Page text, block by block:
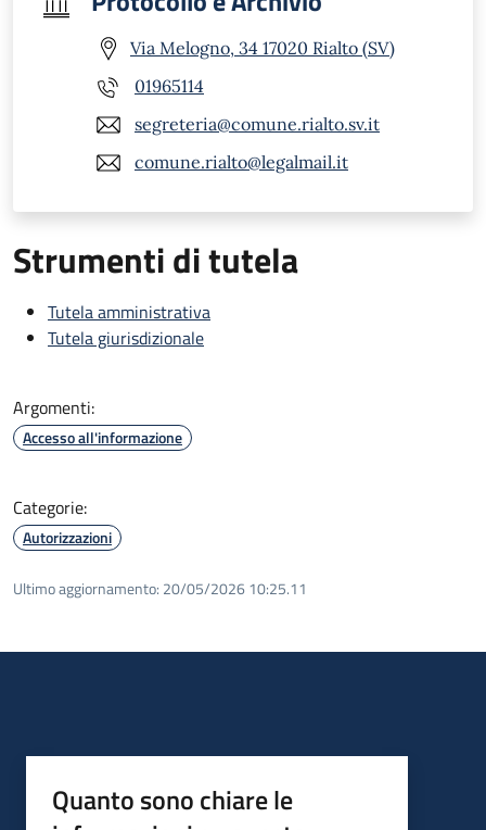
Via Melogno, 34 17020 Rialto (SV)
01965114
segreteria@comune.rialto.sv.it
comune.rialto@legalmail.it
Strumenti di tutela
Tutela amministrativa
Tutela giurisdizionale
Argomenti:
Accesso all'informazione
Categorie:
Autorizzazioni
Ultimo aggiornamento: 20/05/2026 10:25.11
Quanto sono chiare le